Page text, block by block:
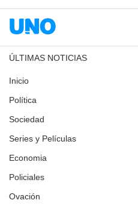
ÚLTIMAS NOTICIAS
Inicio
Política
Sociedad
Series y Películas
Economia
Policiales
Ovación